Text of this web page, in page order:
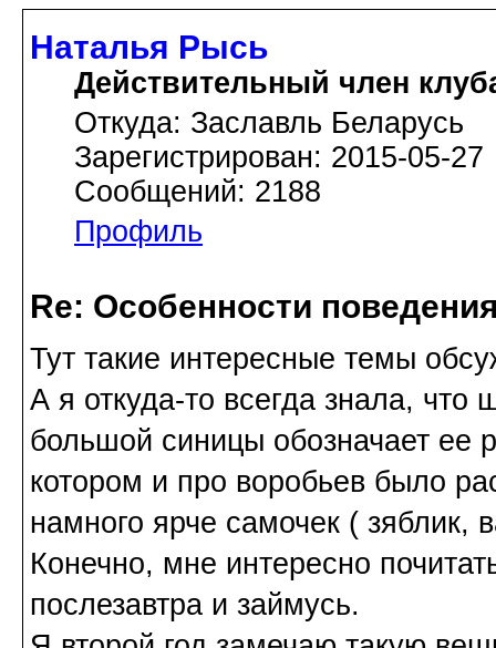
Наталья Рысь
Действительный член
Откуда: Заславль Беларусь
Зарегистрирован: 2015-05-27
Сообщений: 2188
Профиль
Re: Особенности
Тут такие интересные темы
А я откуда-то всегда знала,
большой синицы обозначает
котором и про воробьев было
намного ярче самочек ( зяблик,
Конечно, мне интересно
послезавтра и займусь.